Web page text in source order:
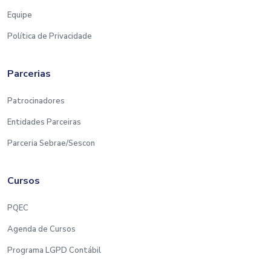
Equipe
Política de Privacidade
Parcerias
Patrocinadores
Entidades Parceiras
Parceria Sebrae/Sescon
Cursos
PQEC
Agenda de Cursos
Programa LGPD Contábil